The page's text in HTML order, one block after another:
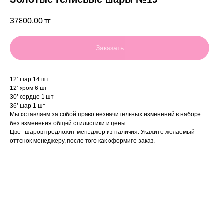
37800,00 тг
Заказать
12’ шар 14 шт
12’ хром 6 шт
30’ сердце 1 шт
36’ шар 1 шт
Мы оставляем за собой право незначительных изменений в наборе
без изменения общей стилистики и цены
Цвет шаров предложит менеджер из наличия. Укажите желаемый
оттенок менеджеру, после того как оформите заказ.